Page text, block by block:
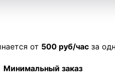
от 500 руб/час за
Минимальный заказ